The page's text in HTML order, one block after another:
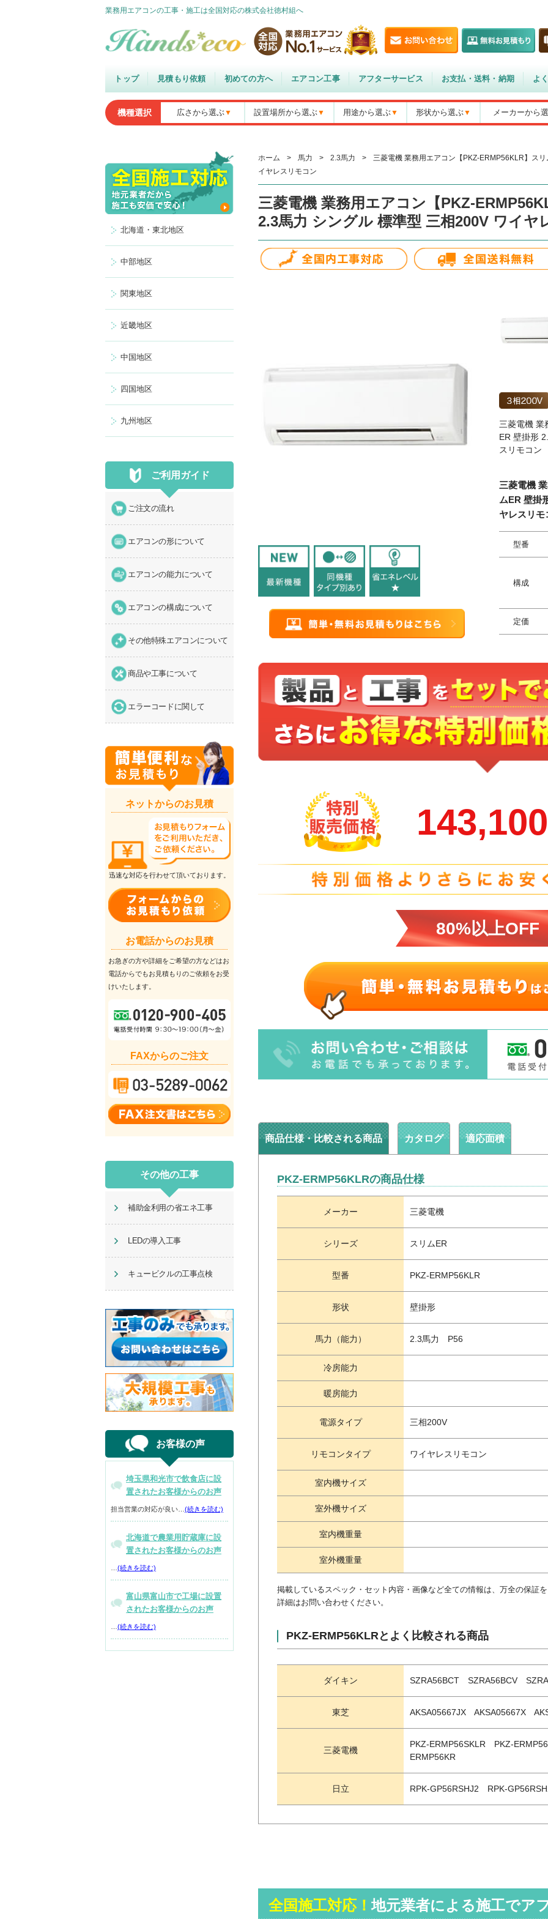
業務用エアコンの工事・施工は全国対応の株式会社徳村組へ
トップ 見積もり依頼 初めての方へ エアコン工事 アフターサービス お支払・送料・納期 よ
機種選択 広さから選ぶ 設置場所から選ぶ 用途から選ぶ 形状から選ぶ メーカーから
ホーム > 馬力 > 2.3馬力 >
三菱電機 業務用エアコン【PKZ-ERMP56KLR】ス
イヤレスリモコン
三菱電機 業務用エアコン【PKZ-
2.3馬力 シングル 標準型 三相200V ワイヤ
三菱電機 業
ER 壁掛形
スリモコン
三菱電機
ムER 壁掛
ヤレスリモ
型番
構成
定価
80%以上OFF
商品仕様・比較される商品 カタログ 適応面積
PKZ-ERMP56KLRの商品仕様
メーカー 三菱電機
シリーズ スリムER
型番 PKZ-ERMP56KLR
形状 壁掛形
馬力（能力） 2.3馬力 P56
冷房能力
暖房能力
電源タイプ 三相200V
リモコンタイプ ワイヤレスリモコン
室内機サイズ
室外機サイズ
室内機重量
室外機重量
掲載しているスペック・セット内容・画像など全ての情報は、万全の保証
詳細はお問い合わせください。
PKZ-ERMP56KLRとよく比較される商品
ダイキン SZRA56BCT SZRA56BCV
東芝 AKSA05667JX AKSA05667X
三菱電機
PKZ-ERMP56SKLR PKZ-
ERMP56KR
日立 RPK-GP56RSHJ2 RPK-
全国施工対応！地元業者による施工でア
北海道・東北地区
中部地区
関東地区
近畿地区
中国地区
四国地区
九州地区
ご利用ガイド
ご注文の流れ
エアコンの形について
エアコンの能力について
エアコンの構成について
その他特殊エアコンについて
商品や工事について
エラーコードに関して
ネットからのお見積
迅速な対応を行わせて頂いております。
お電話からのお見積
お急ぎの方や詳細をご希望の方などはお
電話からでもお見積もりのご依頼をお受
けいたします。
FAXからのご注文
その他の工事
補助金利用の省エネ工事
LEDの導入工事
キュービクルの工事点検
お客様の声
埼玉県和光市で飲食店に設
置されたお客様からのお声
担当営業の対応が良い… (続きを読む)
北海道で農業用貯蔵庫に設
置されたお客様からのお声
(続きを読む)
富山県富山市で工場に設置
されたお客様からのお声
(続きを読む)